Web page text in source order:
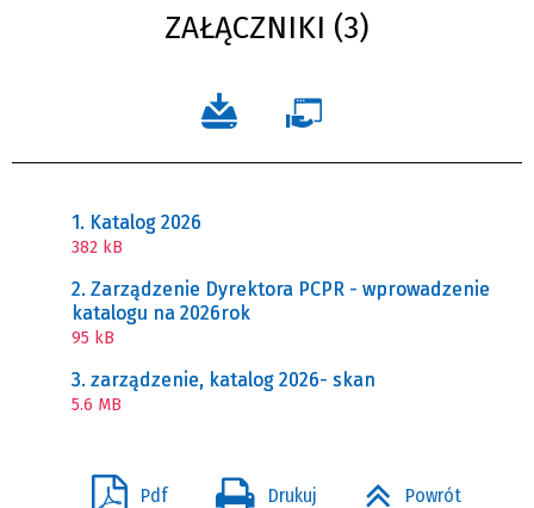
ZAŁĄCZNIKI (3)
1. Katalog 2026
382 kB
2. Zarządzenie Dyrektora PCPR - wprowadzenie
katalogu na 2026rok
95 kB
3. zarządzenie, katalog 2026- skan
5.6 MB
Pdf Drukuj Powrót